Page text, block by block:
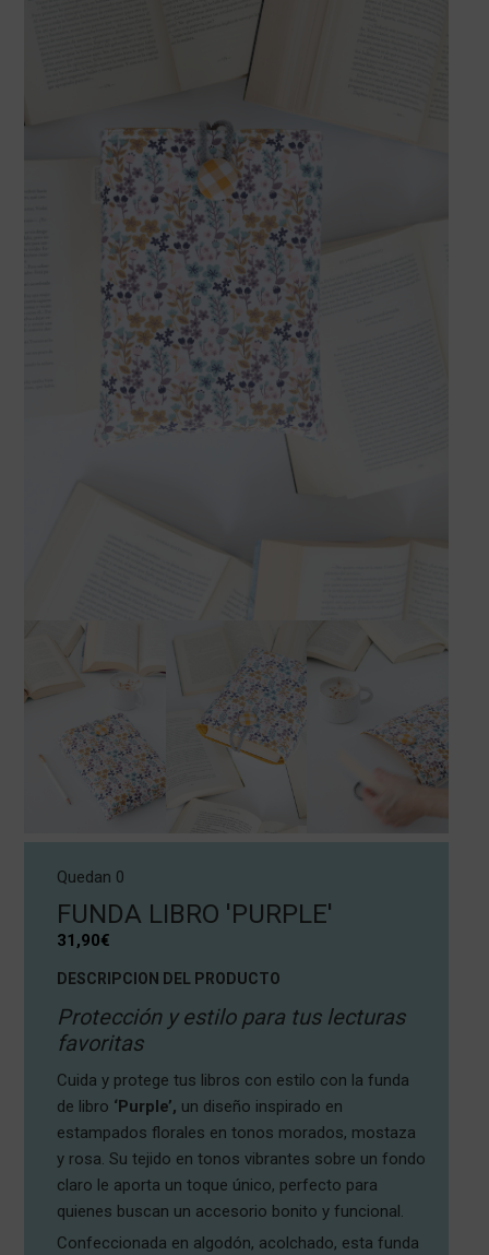
Quedan 0
FUNDA LIBRO 'PURPLE'
31,90€
DESCRIPCION DEL PRODUCTO
Protección y estilo para tus lecturas
favoritas
Cuida y protege tus libros con estilo con la funda
de libro ‘Purple’, un diseño inspirado en
estampados florales en tonos morados, mostaza
y rosa. Su tejido en tonos vibrantes sobre un fondo
claro le aporta un toque único, perfecto para
quienes buscan un accesorio bonito y funcional.
Confeccionada en algodón, acolchado, esta funda